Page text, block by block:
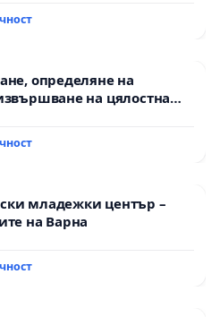
определяне на
на цялостна
път между
младежки център –
на Варна